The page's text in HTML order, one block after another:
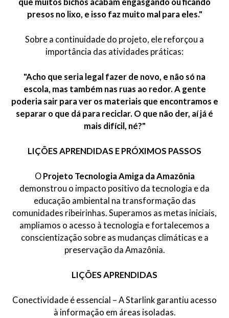
que muitos bichos acabam engasgando ou ficando
presos no lixo, e isso faz muito mal para eles."
Sobre a continuidade do projeto, ele reforçou a
importância das atividades práticas:
"Acho que seria legal fazer de novo, e não só na
escola, mas também nas ruas ao redor. A gente
poderia sair para ver os materiais que encontramos e
separar o que dá para reciclar. O que não der, aí já é
mais difícil, né?"
LIÇÕES APRENDIDAS E PRÓXIMOS PASSOS
O Projeto Tecnologia Amiga da Amazônia
demonstrou o impacto positivo da tecnologia e da
educação ambiental na transformação das
comunidades ribeirinhas. Superamos as metas iniciais,
ampliamos o acesso à tecnologia e fortalecemos a
conscientização sobre as mudanças climáticas e a
preservação da Amazônia.
LIÇÕES APRENDIDAS
Conectividade é essencial – A Starlink garantiu acesso
à informação em áreas isoladas.